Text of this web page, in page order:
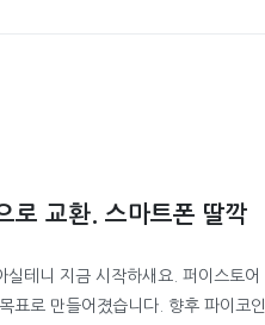
로 교환. 스마트폰 딸깍
테니 지금 시작하새요. 퍼이스토어
표로 만들어졌습니다. 향후 파이코인